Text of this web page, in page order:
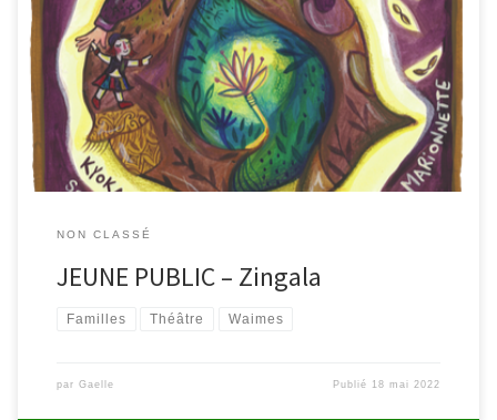
Samedi 11 juin, à 14h, à la bibliothèque de Waimes C’est un
personnage bien singulier que cette Zìngala… Sa manière de se
mouvoir, de ne pas prononcer de mots, de se réjouir des
moindres petites choses… Elle chante, elle […]
NON CLASSÉ
JEUNE PUBLIC – Zingala
Familles Théâtre Waimes
par Gaelle Publié 18 mai 2022